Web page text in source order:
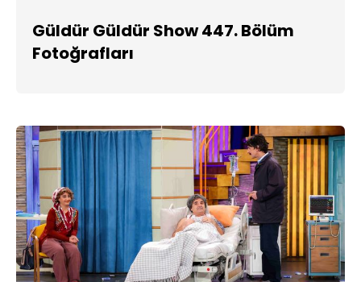
Güldür Güldür Show 447. Bölüm
Fotoğrafları